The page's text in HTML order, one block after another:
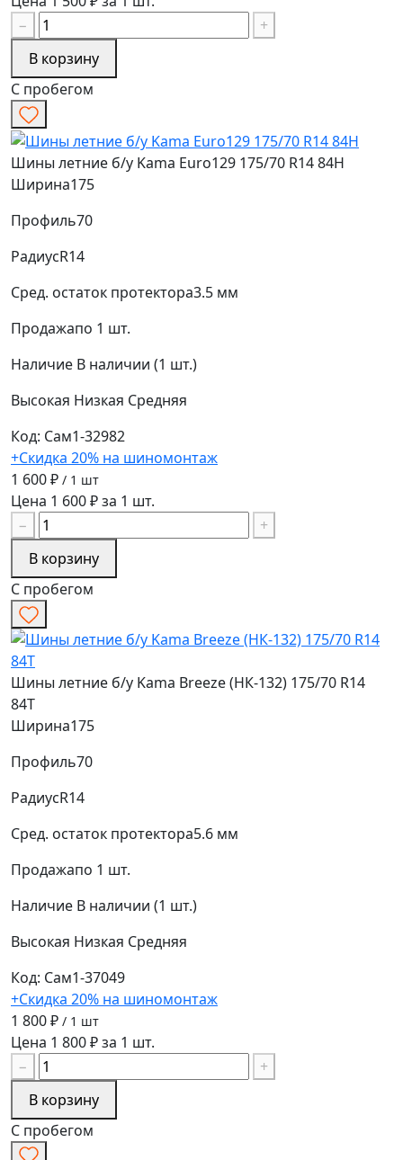
−
+
В корзину
С пробегом
Шины летние б/у Kama Euro129 175/70 R14 84H
Ширина175
Профиль70
РадиусR14
Сред. остаток протектора3.5 мм
Продажапо 1 шт.
Наличие В наличии (1 шт.)
Высокая Низкая Средняя
Код: Сам1-32982
+Скидка 20% на шиномонтаж
1 600 ₽ / 1 шт
Цена 1 600 ₽ за 1 шт.
−
+
В корзину
С пробегом
Шины летние б/у Kama Breeze (НК-132) 175/70 R14
84T
Ширина175
Профиль70
РадиусR14
Сред. остаток протектора5.6 мм
Продажапо 1 шт.
Наличие В наличии (1 шт.)
Высокая Низкая Средняя
Код: Сам1-37049
+Скидка 20% на шиномонтаж
1 800 ₽ / 1 шт
Цена 1 800 ₽ за 1 шт.
−
+
В корзину
С пробегом